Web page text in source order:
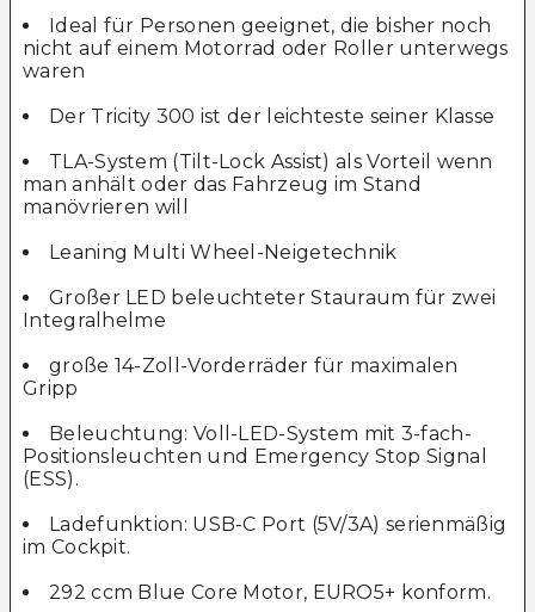
Ideal für Personen geeignet, die bisher noch
nicht auf einem Motorrad oder Roller unterwegs
waren
Der Tricity 300 ist der leichteste seiner Klasse
TLA-System (Tilt-Lock Assist) als Vorteil wenn
man anhält oder das Fahrzeug im Stand
manövrieren will
Leaning Multi Wheel-Neigetechnik
Großer LED beleuchteter Stauraum für zwei
Integralhelme
große 14-Zoll-Vorderräder für maximalen
Gripp
Beleuchtung: Voll-LED-System mit 3-fach-
Positionsleuchten und Emergency Stop Signal
(ESS).
Ladefunktion: USB-C Port (5V/3A) serienmäßig
im Cockpit.
292 ccm Blue Core Motor, EURO5+ konform.